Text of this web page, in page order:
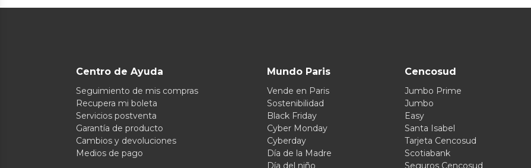
Centro de Ayuda
Seguimiento de mis compras
Recupera mi boleta
Servicios postventa
Garantía de producto
Cambios y devoluciones
Medios de pago
Mundo Paris
Vende en Paris
Sostenibilidad
Black Friday
Cyber Monday
Cyberday
Día de la Madre
Día del niño
Cencosud
Jumbo Prime
Jumbo
Easy
Santa Isabel
Tarjeta Cencosud
Scotiabank
Seguros Cencosud